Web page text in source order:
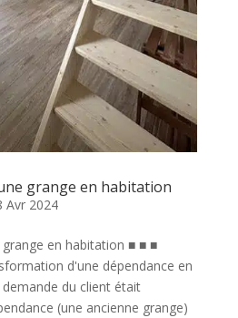
grange en habitation
Avr 2024
en habitation ■ ■ ■
d'une dépendance en
du client était
(une ancienne grange)